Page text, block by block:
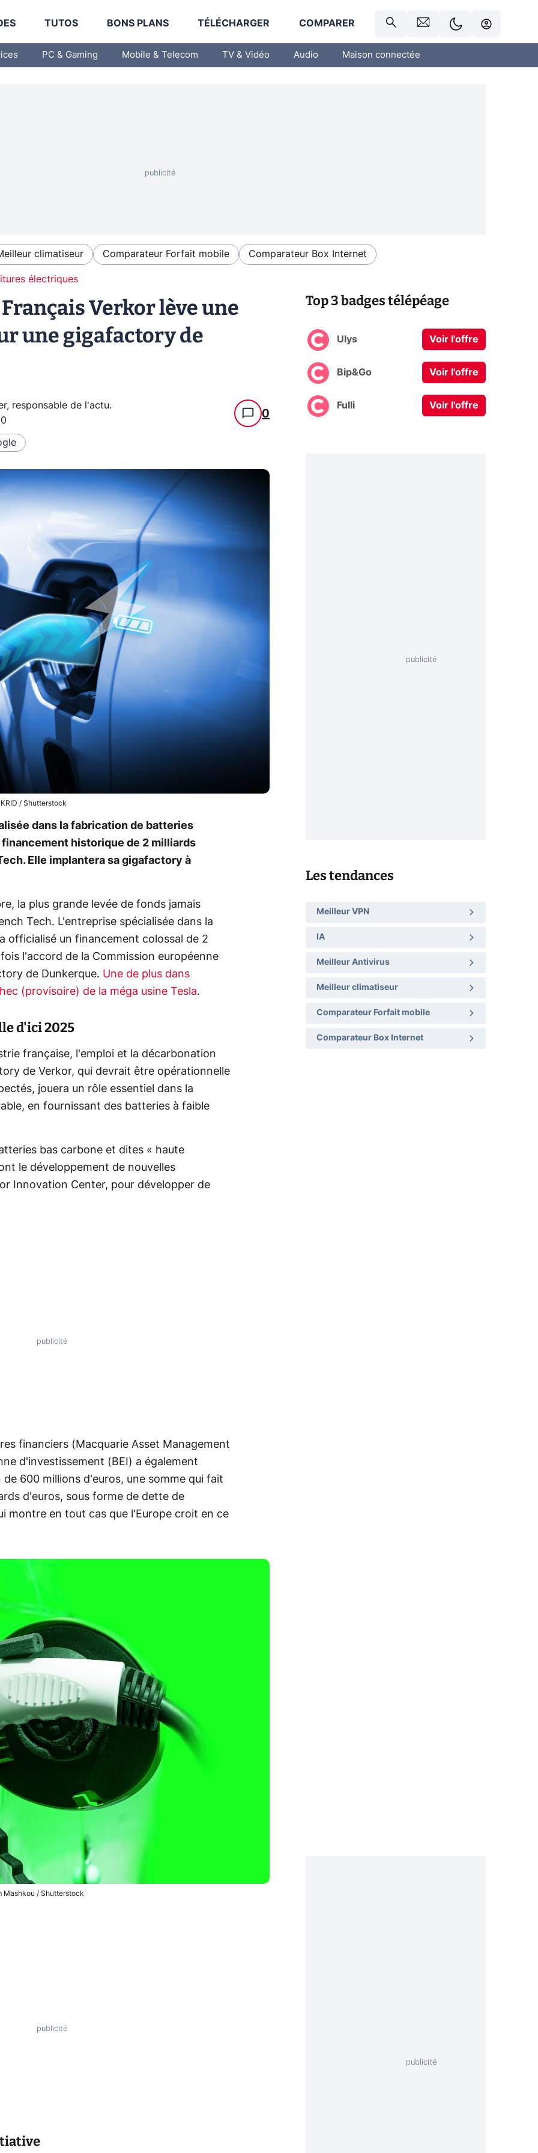
TUTOS BONS PLANS TÉLÉCHARGER COMPARER
PC & Gaming Mobile & Telecom TV & Vidéo Audio Maison connectée
climatiseur Comparateur Forfait mobile Comparateur Box Internet
électriques
Verkor lève une
une gigafactory de
responsable de l'actu.
0
/ Shutterstock
dans la fabrication de batteries
historique de 2 milliards
Elle implantera sa gigafactory à
la plus grande levée de fonds jamais
Tech. L'entreprise spécialisée dans la
officialisé un financement colossal de 2
l'accord de la Commission européenne
de Dunkerque. Une de plus dans
(provisoire) de la méga usine Tesla.
d'ici 2025
française, l'emploi et la décarbonation
de Verkor, qui devrait être opérationnelle
jouera un rôle essentiel dans la
en fournissant des batteries à faible
bas carbone et dites « haute
le développement de nouvelles
Innovation Center, pour développer de
financiers (Macquarie Asset Management
d'investissement (BEI) a également
600 millions d'euros, une somme qui fait
d'euros, sous forme de dette de
montre en tout cas que l'Europe croit en ce
Mashkou / Shutterstock
Top 3 badges télépéage
Ulys Voir l'offre
Bip&Go Voir l'offre
Fulli Voir l'offre
Les tendances
Meilleur VPN
IA
Meilleur Antivirus
Meilleur climatiseur
Comparateur Forfait mobile
Comparateur Box Internet